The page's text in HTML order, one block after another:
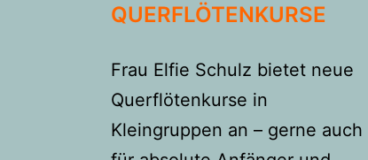
QUERFLÖTENKURSE
Frau Elfie Schulz bietet neue
Querflötenkurse in
Kleingruppen an – gerne auch